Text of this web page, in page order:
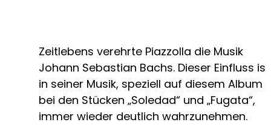
Zeitlebens verehrte Piazzolla die Musik
Johann Sebastian Bachs. Dieser Einfluss ist
in seiner Musik, speziell auf diesem Album
bei den Stücken „Soledad“ und „Fugata“,
immer wieder deutlich wahrzunehmen.